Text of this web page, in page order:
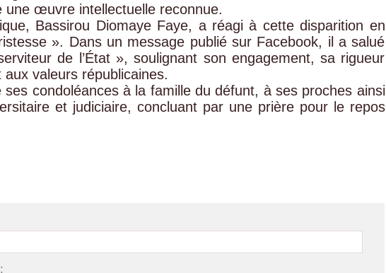
une œuvre intellectuelle reconnue.
Bassirou Diomaye Faye, a réagi à cette disparition en
». Dans un message publié sur Facebook, il a salué
de l’État », soulignant son engagement, sa rigueur
valeurs républicaines.
ses condoléances à la famille du défunt, à ses proches ainsi
et judiciaire, concluant par une prière pour le repos